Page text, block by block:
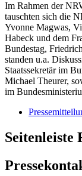
Im Rahmen der
tauschten sich die
Yvonne Magwas,
Habeck und dem
Bundestag,
standen u.a.
Staatssekretär im
Michael Theurer,
im
Seitenleiste